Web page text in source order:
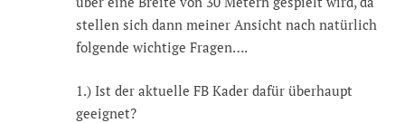
stellen sich dann meiner Ansicht nach natürlich
folgende wichtige Fragen….
1.) Ist der aktuelle FB Kader dafür überhaupt
geeignet?